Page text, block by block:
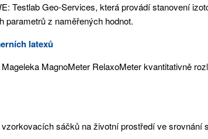
Testlab Geo-Services, která provádí stanovení
z naměřených hodnot.
latexů
MagnoMeter RelaxoMeter kvantitativně
sáčků na životní prostředí ve srovnání